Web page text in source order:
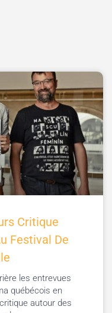
Critique
Festival De
les entrevues
québécois en
autour des